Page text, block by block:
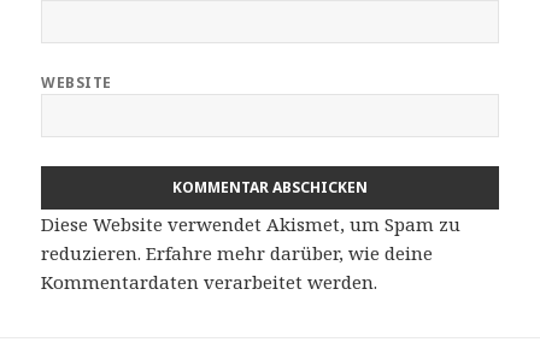
WEBSITE
Diese Website verwendet Akismet, um Spam zu
reduzieren.Erfahre mehr darüber, wie deine
Kommentardaten verarbeitet werden.